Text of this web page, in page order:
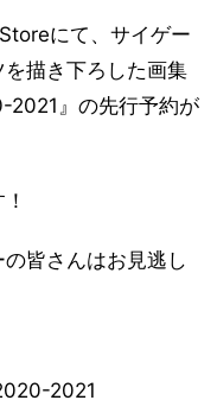
にて、サイゲー
描き下ろした画集
2021』の先行予約が
皆さんはお見逃し
2021